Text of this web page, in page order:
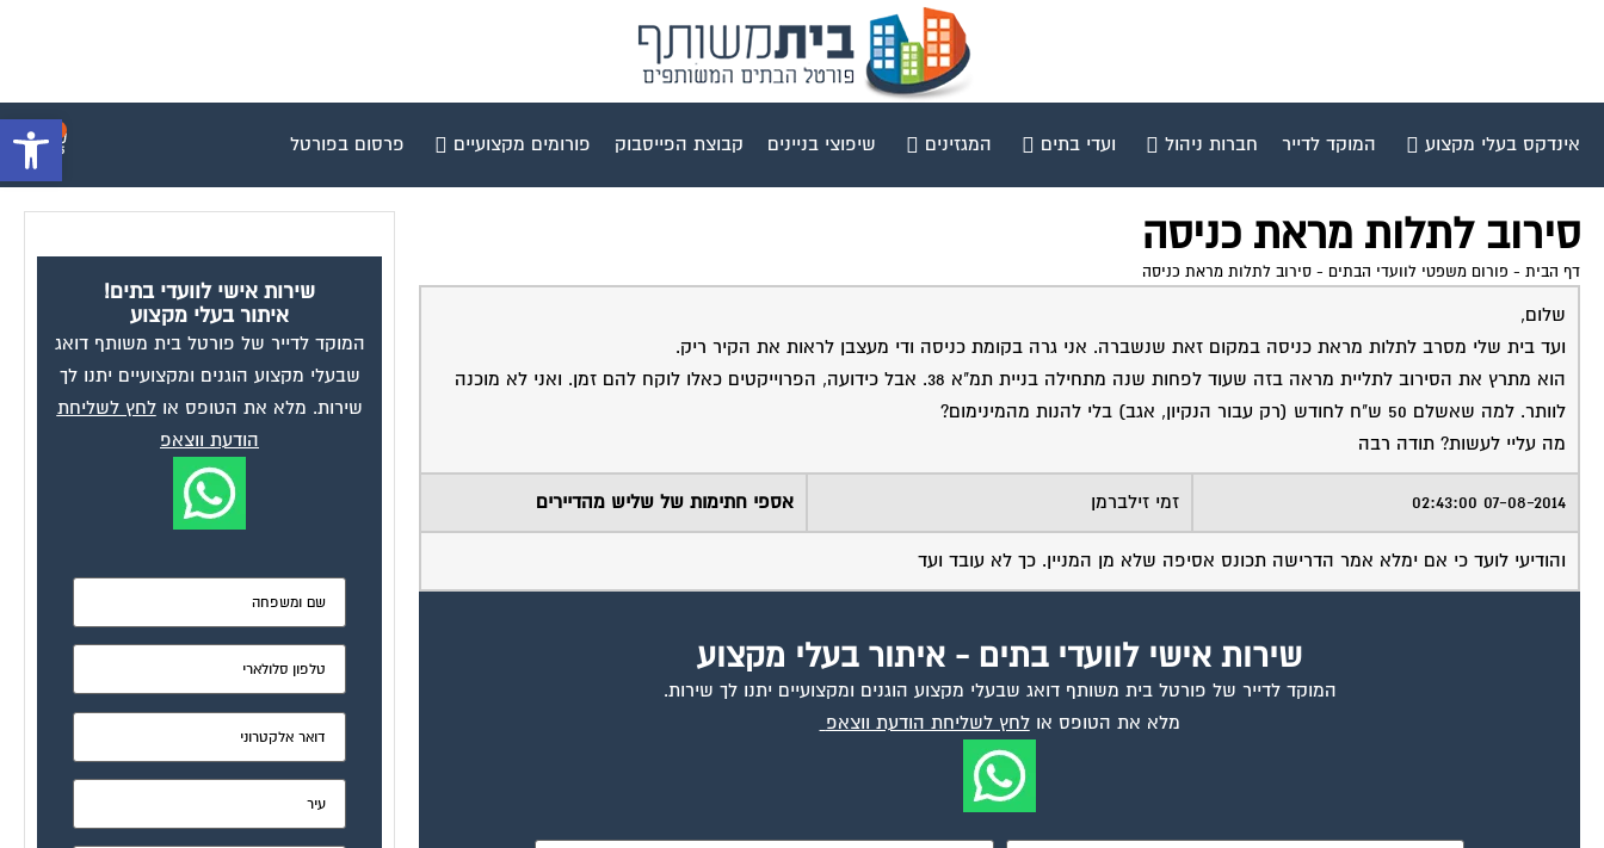
פתח אינדקס בעלי מקצוע המוקד לדייר חברות ניהול ועדי בתים המגזינים שיפוצי בניינים קבוצת הפייסבוק פורומים מקצועיים פרסום בפורטל
סירוב לתלות מראת כניסה
דף הבית - פורום משפטי לוועדי הבתים - סירוב לתלות מראת כניסה
שלום,
ועד בית שלי מסרב לתלות מראת כניסה במקום זאת שנשברה. אני גרה בקומת כניסה ודי מעצבן לראות את הקיר ריק.
הוא מתרץ את הסירוב לתליית מראה בזה שעוד לפחות שנה מתחילה בניית תמ"א 38. אבל כידועה, הפרוייקטים כאלו לוקח להם זמן. ואני לא מוכנה
לוותר. למה שאשלם 50 ש"ח לחודש (רק עבור הנקיון, אגב) בלי להנות מהמינימום?
מה עליי לעשות? תודה רבה
07-08-2014 02:43:00 זמי זילברמן אספי חתימות של שליש מהדיירים
והודיעי לועד כי אם ימלא אמר הדרישה תכונס אסיפה שלא מן המניין. כך לא עובד ועד
שירות אישי לוועדי בתים - איתור בעלי מקצוע
המוקד לדייר של פורטל בית משותף דואג שבעלי מקצוע הוגנים ומקצועיים יתנו לך שירות.
מלא את הטופס אולחץ לשליחת הודעת ווצאפ
שירות אישי לוועדי בתים!
איתור בעלי מקצוע
המוקד לדייר של פורטל בית משותף דואג
שבעלי מקצוע הוגנים ומקצועיים יתנו לך
שירות. מלא את הטופס אולחץ לשליחת
הודעת ווצאפ